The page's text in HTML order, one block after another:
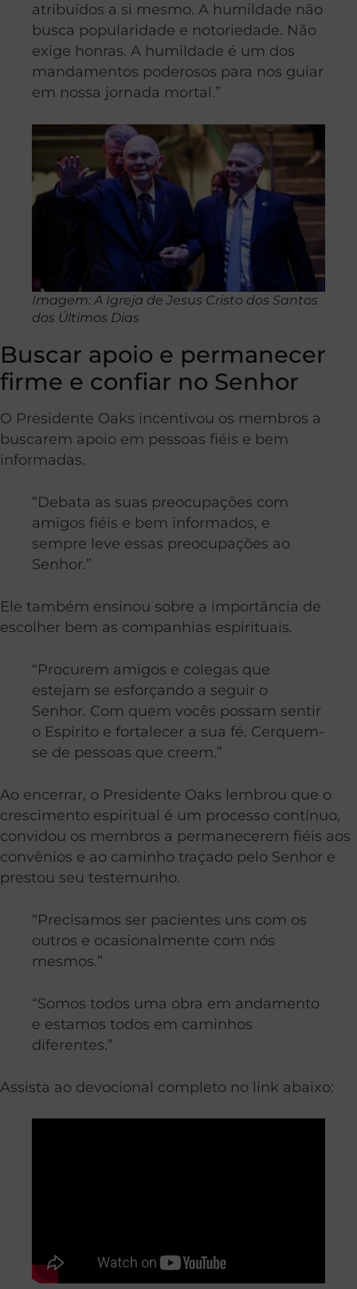
atribuídos a si mesmo. A humildade não
busca popularidade e notoriedade. Não
exige honras. A humildade é um dos
mandamentos poderosos para nos guiar
em nossa jornada mortal.”
Imagem: A Igreja de Jesus Cristo dos Santos
dos Últimos Dias
Buscar apoio e permanecer
firme e confiar no Senhor
O Presidente Oaks incentivou os membros a
buscarem apoio em pessoas fiéis e bem
informadas.
“Debata as suas preocupações com
amigos fiéis e bem informados, e
sempre leve essas preocupações ao
Senhor.”
Ele também ensinou sobre a importância de
escolher bem as companhias espirituais.
“Procurem amigos e colegas que
estejam se esforçando a seguir o
Senhor. Com quem vocês possam sentir
o Espírito e fortalecer a sua fé. Cerquem-
se de pessoas que creem.”
Ao encerrar, o Presidente Oaks lembrou que o
crescimento espiritual é um processo contínuo,
convidou os membros a permanecerem fiéis aos
convênios e ao caminho traçado pelo Senhor e
prestou seu testemunho.
“Precisamos ser pacientes uns com os
outros e ocasionalmente com nós
mesmos.”
“Somos todos uma obra em andamento
e estamos todos em caminhos
diferentes.”
Assista ao devocional completo no link abaixo: